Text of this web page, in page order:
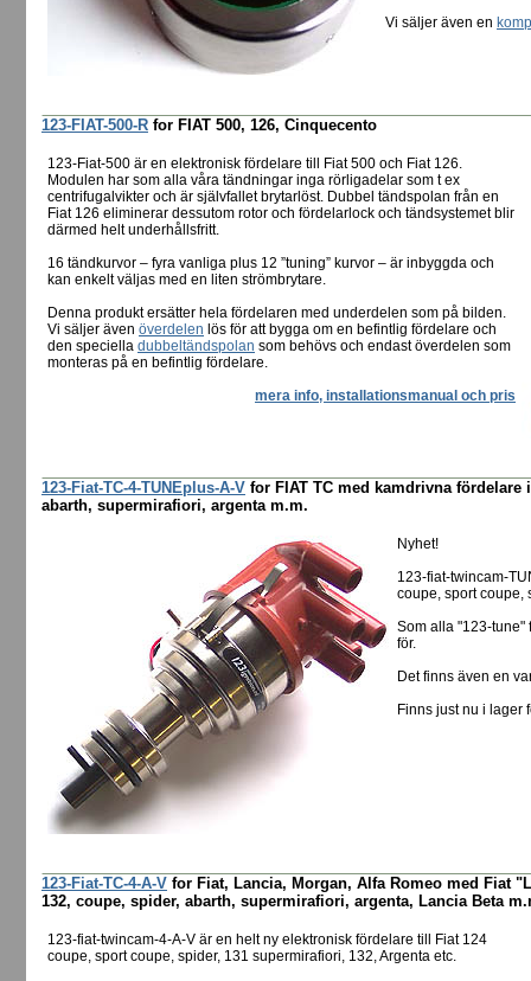
Vi säljer även en
123-FIAT-500-R for FIAT 500, 126, Cinquecento
123-Fiat-500 är en elektronisk fördelare till Fiat 500 och Fiat 126.
Modulen har som alla våra tändningar inga rörligadelar som t ex
centrifugalvikter och är självfallet brytarlöst. Dubbel tändspolan från en
Fiat 126 eliminerar dessutom rotor och fördelarlock och tändsystemet blir
därmed helt underhållsfritt.
16 tändkurvor – fyra vanliga plus 12 ”tuning” kurvor – är inbyggda och
kan enkelt väljas med en liten strömbrytare.
Denna produkt ersätter hela fördelaren med underdelen som på bilden.
Vi säljer även överdelen lös för att bygga om en befintlig fördelare och
den speciella dubbeltändspolan som behövs och endast överdelen som
monteras på en befintlig fördelare.
mera info, installationsmanual och pris
123-Fiat-TC-4-TUNEplus-A-V for FIAT TC med kamdrivna fördelare
abarth, supermirafiori, argenta m.m.
Nyhet!
123-fiat-twincam-
coupe, sport coupe,
Som alla "123-tune"
för.
Det finns även en
Finns just nu i lager
123-Fiat-TC-4-A-V for Fiat, Lancia, Morgan, Alfa Romeo med Fiat
132, coupe, spider, abarth, supermirafiori, argenta, Lancia Beta
123-fiat-twincam-4-A-V är en helt ny elektronisk fördelare till Fiat 124
coupe, sport coupe, spider, 131 supermirafiori, 132, Argenta etc.